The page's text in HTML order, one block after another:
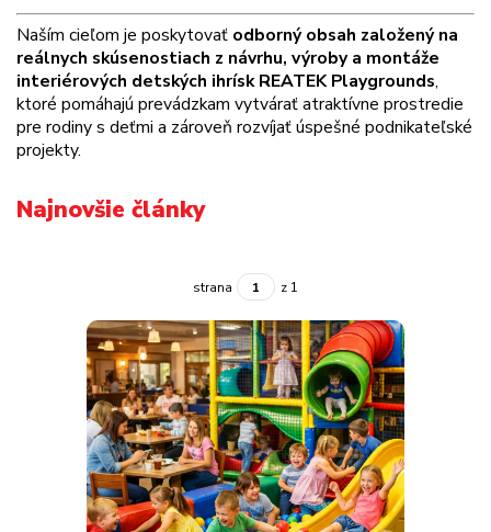
Naším cieľom je poskytovať odborný obsah založený na
reálnych skúsenostiach z návrhu, výroby a montáže
interiérových detských ihrísk REATEK Playgrounds,
ktoré pomáhajú prevádzkam vytvárať atraktívne prostredie
pre rodiny s deťmi a zároveň rozvíjať úspešné podnikateľské
projekty.
Najnovšie články
strana z 1